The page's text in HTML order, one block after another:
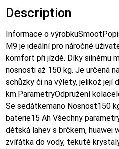
Description
Informace o
M9 je ideální pro náročné
komfort při jízdě. Díky silnému
nosnosti až 150 kg. Je určená
schůzky či na výlety, jelikož její
km.ParametryOdpružení
Se sedátkemano Nosnost150
baterie15 Ah Všechny
dětská lahev s brčkem, huawei
zvířátka do vody, tekuté